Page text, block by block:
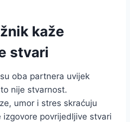
kaže
stvari
oba partnera uvijek
nije stvarnost.
umor i stres skraćuju
povrijedljive stvari